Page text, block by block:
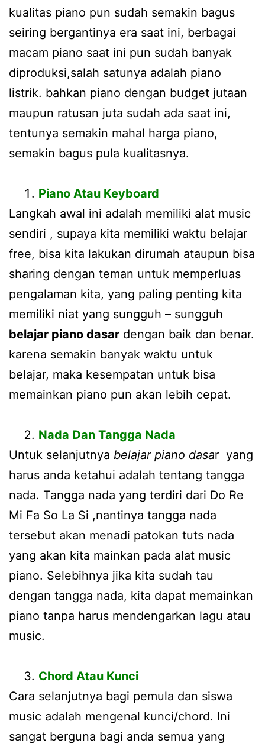
kualitas piano pun sudah semakin bagus
seiring bergantinya era saat ini, berbagai
macam piano saat ini pun sudah banyak
diproduksi,salah satunya adalah piano
listrik. bahkan piano dengan budget jutaan
maupun ratusan juta sudah ada saat ini,
tentunya semakin mahal harga piano,
semakin bagus pula kualitasnya.
Piano Atau Keyboard
Langkah awal ini adalah memiliki alat music
sendiri , supaya kita memiliki waktu belajar
free, bisa kita lakukan dirumah ataupun bisa
sharing dengan teman untuk memperluas
pengalaman kita, yang paling penting kita
memiliki niat yang sungguh – sungguh
belajar piano dasar dengan baik dan benar.
karena semakin banyak waktu untuk
belajar, maka kesempatan untuk bisa
memainkan piano pun akan lebih cepat.
Nada Dan Tangga Nada
Untuk selanjutnya belajar piano dasar yang
harus anda ketahui adalah tentang tangga
nada. Tangga nada yang terdiri dari Do Re
Mi Fa So La Si ,nantinya tangga nada
tersebut akan menadi patokan tuts nada
yang akan kita mainkan pada alat music
piano. Selebihnya jika kita sudah tau
dengan tangga nada, kita dapat memainkan
piano tanpa harus mendengarkan lagu atau
music.
Chord Atau Kunci
Cara selanjutnya bagi pemula dan siswa
music adalah mengenal kunci/chord. Ini
sangat berguna bagi anda semua yang